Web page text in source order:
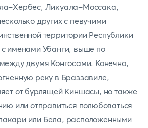
Хербес, Ликуала-Моссака,
других с певучими
территории Республики
именами Убанги, выше по
двумя Конгосами. Конечно,
реку в Браззавиле,
от бурлящей Киншасы, но также
или отправиться полюбоваться
или Бела, расположенными